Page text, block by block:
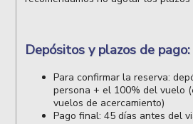
Depósitos y plazos de pago:
Para confirmar la reserva:
persona + el 100% del vuelo
vuelos de acercamiento)
Pago final: 45 días antes del